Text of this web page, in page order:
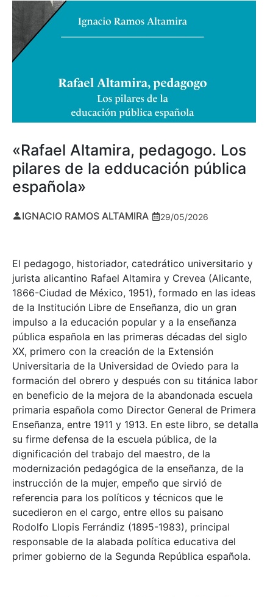
«Rafael Altamira, pedagogo. Los
pilares de la edducación pública
española»
IGNACIO RAMOS ALTAMIRA 29/05/2026
El pedagogo, historiador, catedrático universitario y
jurista alicantino Rafael Altamira y Crevea (Alicante,
1866-Ciudad de México, 1951), formado en las ideas
de la Institución Libre de Enseñanza, dio un gran
impulso a la educación popular y a la enseñanza
pública española en las primeras décadas del siglo
XX, primero con la creación de la Extensión
Universitaria de la Universidad de Oviedo para la
formación del obrero y después con su titánica labor
en beneficio de la mejora de la abandonada escuela
primaria española como Director General de Primera
Enseñanza, entre 1911 y 1913. En este libro, se detalla
su firme defensa de la escuela pública, de la
dignificación del trabajo del maestro, de la
modernización pedagógica de la enseñanza, de la
instrucción de la mujer, empeño que sirvió de
referencia para los políticos y técnicos que le
sucedieron en el cargo, entre ellos su paisano
Rodolfo Llopis Ferrándiz (1895-1983), principal
responsable de la alabada política educativa del
primer gobierno de la Segunda República española.